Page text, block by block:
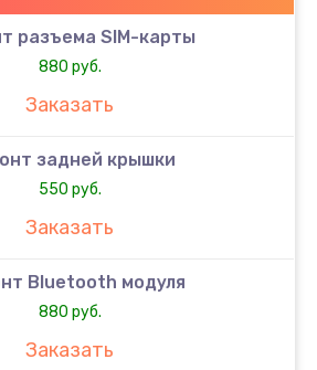
разъема SIM-карты
880 руб.
Заказать
задней крышки
550 руб.
Заказать
Bluetooth модуля
880 руб.
Заказать